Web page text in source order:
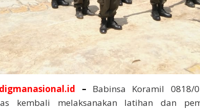
– Babinsa Koramil 0818/
kembali melaksanakan latihan dan